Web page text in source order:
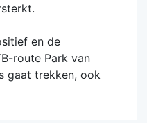
en de
route Park van
gaat trekken, ook